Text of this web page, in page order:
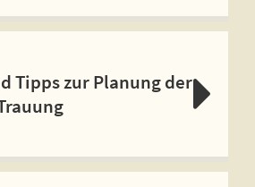
Tipps zur Planung der